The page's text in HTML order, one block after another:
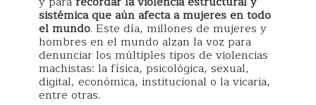
sistémica que aún afecta a mujeres en todo
el mundo. Este día, millones de mujeres y
hombres en el mundo alzan la voz para
denunciar los múltiples tipos de violencias
machistas: la física, psicológica, sexual,
digital, económica, institucional o la vicaria,
entre otras.